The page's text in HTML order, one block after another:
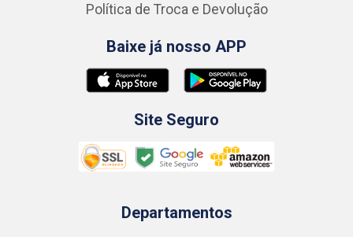
Política de Troca e Devolução
Baixe já nosso APP
Site Seguro
Departamentos